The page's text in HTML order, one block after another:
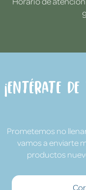
¡Entérate
Prometemos no
vamos a enviarte
productos